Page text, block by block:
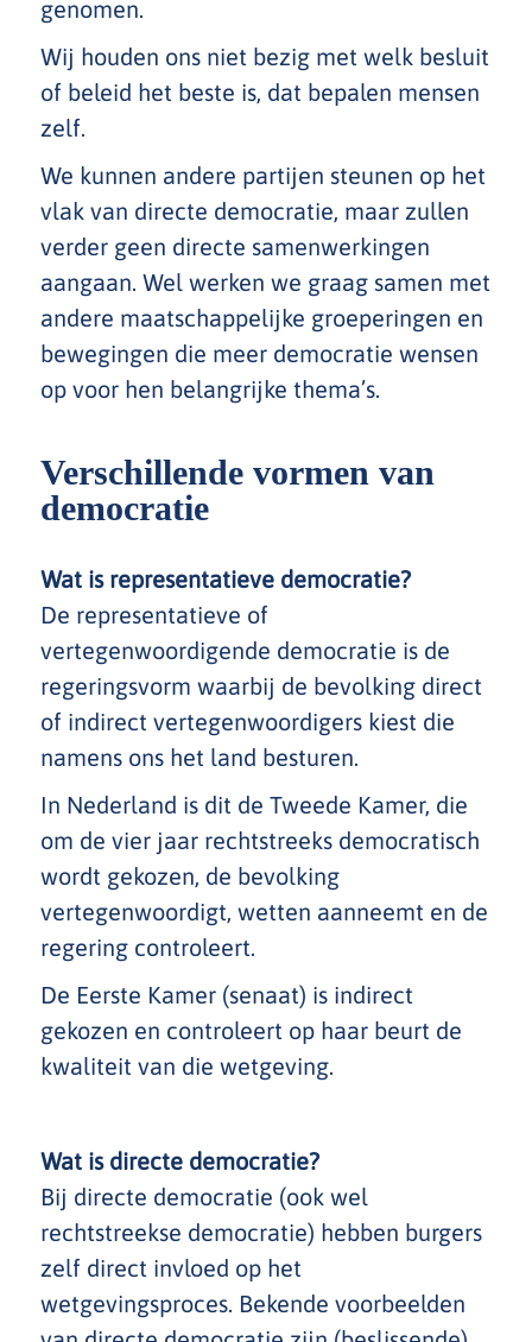
genomen.
Wij houden ons niet bezig met welk besluit
of beleid het beste is, dat bepalen mensen
zelf.
We kunnen andere partijen steunen op het
vlak van directe democratie, maar zullen
verder geen directe samenwerkingen
aangaan. Wel werken we graag samen met
andere maatschappelijke groeperingen en
bewegingen die meer democratie wensen
op voor hen belangrijke thema’s.
Verschillende vormen van
democratie
Wat is representatieve democratie?
De representatieve of
vertegenwoordigende democratie is de
regeringsvorm waarbij de bevolking direct
of indirect vertegenwoordigers kiest die
namens ons het land besturen.
In Nederland is dit de Tweede Kamer, die
om de vier jaar rechtstreeks democratisch
wordt gekozen, de bevolking
vertegenwoordigt, wetten aanneemt en de
regering controleert.
De Eerste Kamer (senaat) is indirect
gekozen en controleert op haar beurt de
kwaliteit van die wetgeving.
Wat is directe democratie?
Bij directe democratie (ook wel
rechtstreekse democratie) hebben burgers
zelf direct invloed op het
wetgevingsproces. Bekende voorbeelden